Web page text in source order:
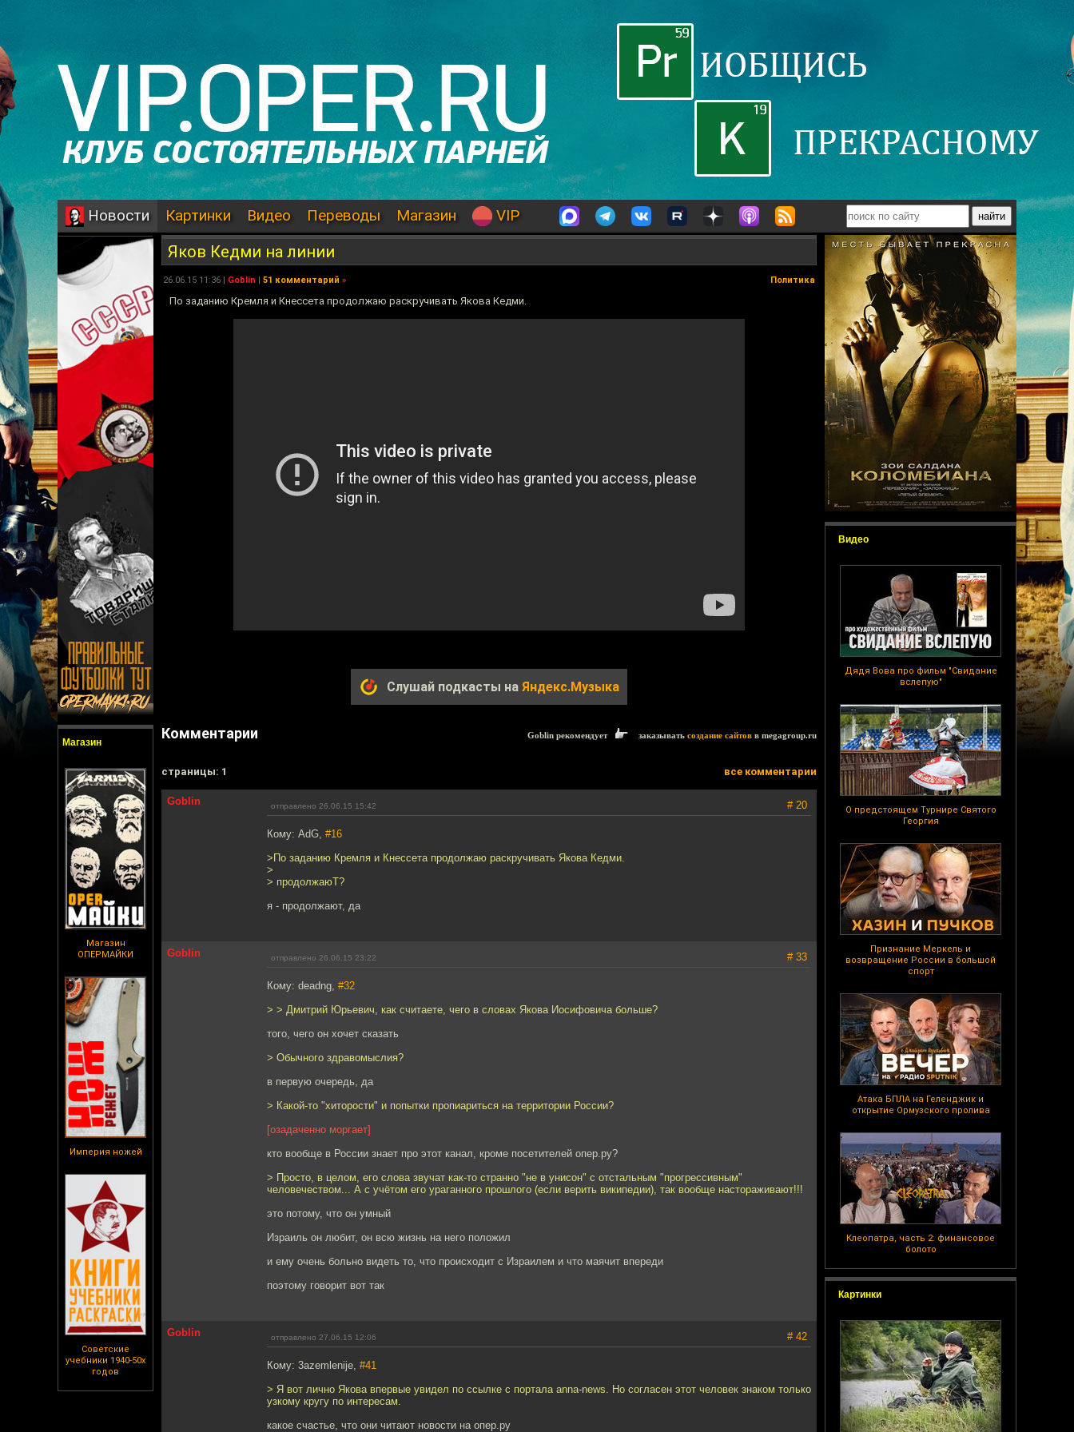
Новости Картинки Видео Переводы Магазин VIP
Магазин
Магазин
ОПЕРМАЙКИ
Империя ножей
Советские
учебники 1940-50х
годов
Видео
Дядя Вова про фильм "Свидание
вслепую"
О предстоящем Турнире Святого
Георгия
Признание Меркель и
возвращение России в большой
спорт
Атака БПЛА на Геленджик и
открытие Ормузского пролива
Клеопатра, часть 2: финансовое
болото
Картинки
Яков Кедми на линии
26.06.15 11:36 | Goblin | 51 комментарий » Политика
По заданию Кремля и Кнессета продолжаю раскручивать Якова Кедми.
Слушай подкасты на Яндекс.Музыка
Комментарии Goblin рекомендует заказывать создание сайтов в megagroup.ru
cтраницы: 1 все комментарии
Goblin отправлено 26.06.15 15:42 # 20
Кому: AdG, #16
>По заданию Кремля и Кнессета продолжаю раскручивать Якова Кедми.
>
> продолжаюT?
я - продолжают, да
Goblin отправлено 26.06.15 23:22 # 33
Кому: deadng, #32
> > Дмитрий Юрьевич, как считаете, чего в словах Якова Иосифовича больше?
того, чего он хочет сказать
> Обычного здравомыслия?
в первую очередь, да
> Какой-то "хиторости" и попытки пропиариться на территории России?
[озадаченно моргает]
кто вообще в России знает про этот канал, кроме посетителей опер.ру?
> Просто, в целом, его слова звучат как-то странно "не в унисон" с отстальным "прогрессивным"
человечеством... А с учётом его ураганного прошлого (если верить википедии), так вообще настораживают!!!
это потому, что он умный
Израиль он любит, он всю жизнь на него положил
и ему очень больно видеть то, что происходит с Израилем и что маячит впереди
поэтому говорит вот так
Goblin отправлено 27.06.15 12:06 # 42
Кому: 3azemlenije, #41
> Я вот лично Якова впервые увидел по ссылке с портала anna-news. Но согласен этот человек знаком только
узкому кругу по интересам.
какое счастье, что они читают новости на опер.ру